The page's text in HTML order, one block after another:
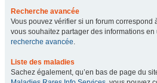
Recherche avancée
Vous pouvez vérifier si un forum correspond
vous souhaitez partager des informations
recherche avancée.
Liste des maladies
Sachez également, qu’en bas de page du